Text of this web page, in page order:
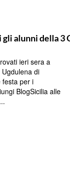
alunni della 3
ieri sera a
Ugdulena di
festa per i
BlogSicilia alle